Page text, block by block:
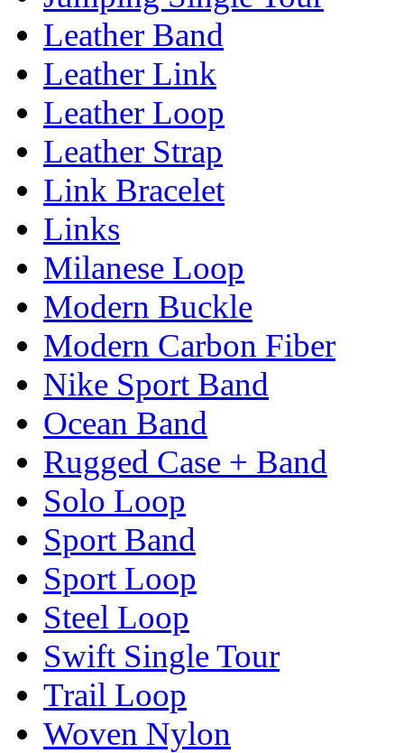
Leather Band
Leather Link
Leather Loop
Leather Strap
Link Bracelet
Links
Milanese Loop
Modern Buckle
Modern Carbon Fiber
Nike Sport Band
Ocean Band
Rugged Case + Band
Solo Loop
Sport Band
Sport Loop
Steel Loop
Swift Single Tour
Trail Loop
Woven Nylon